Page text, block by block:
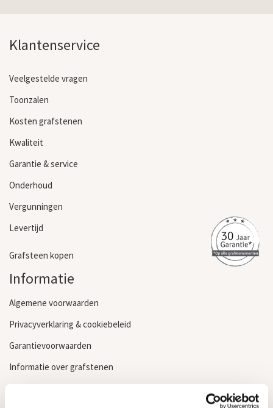
Klantenservice
Veelgestelde vragen
Toonzalen
Kosten grafstenen
Kwaliteit
Garantie & service
Onderhoud
Vergunningen
Levertijd
Grafsteen kopen
Informatie
Algemene voorwaarden
Privacyverklaring & cookiebeleid
Garantievoorwaarden
Informatie over grafstenen